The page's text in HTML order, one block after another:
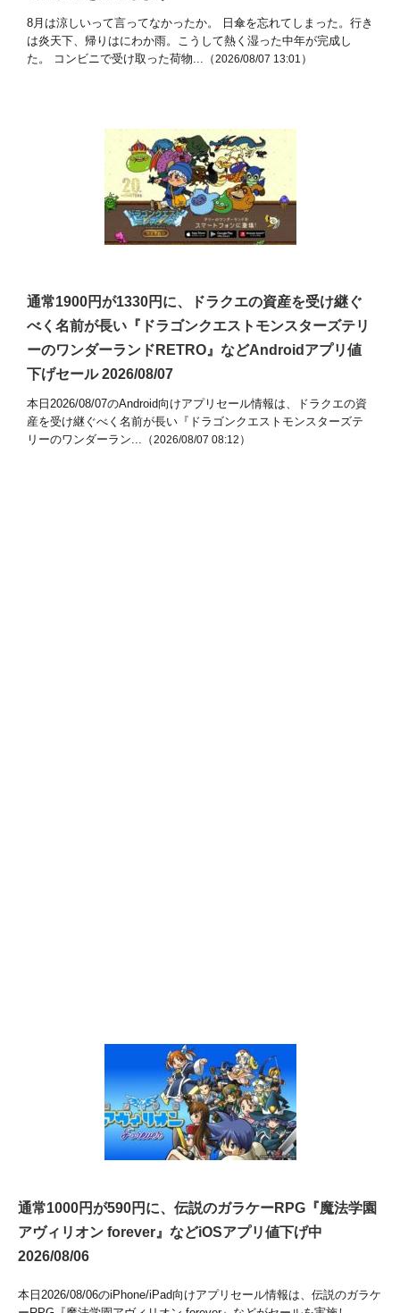
8月は涼しいって言ってなかったか。 日傘を忘れてしまった。行き
は炎天下、帰りはにわか雨。こうして熱く湿った中年が完成し
た。 コンビニで受け取った荷物...（2026/08/07 13:01 ）
通常1900円が1330円に、ドラクエの資産を受け継ぐ
べく名前が長い『ドラゴンクエストモンスターズテリ
ーのワンダーランドRETRO』などAndroidアプリ値
下げセール 2026/08/07
本日2026/08/07のAndroid向けアプリセール情報は、ドラクエの資
産を受け継ぐべく名前が長い『ドラゴンクエストモンスターズテ
リーのワンダーラン...（2026/08/07 08:12 ）
通常1000円が590円に、伝説のガラケーRPG『魔法学園
アヴィリオン forever』などiOSアプリ値下げ中
2026/08/06
本日2026/08/06のiPhone/iPad向けアプリセール情報は、伝説のガラケ